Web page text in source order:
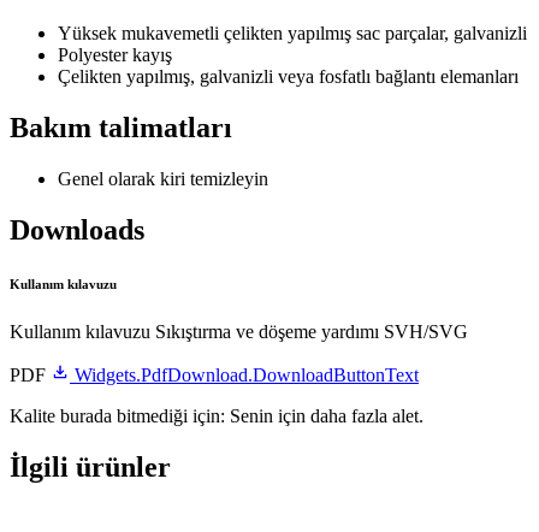
Yüksek mukavemetli çelikten yapılmış sac parçalar, galvanizli
Polyester kayış
Çelikten yapılmış, galvanizli veya fosfatlı bağlantı elemanları
Bakım talimatları
Genel olarak kiri temizleyin
Downloads
Kullanım kılavuzu
Kullanım kılavuzu Sıkıştırma ve döşeme yardımı SVH/SVG
PDF
Widgets.PdfDownload.DownloadButtonText
Kalite burada bitmediği için: Senin için daha fazla alet.
İlgili ürünler